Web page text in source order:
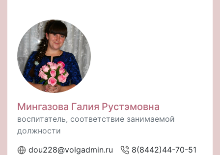
Мингазова Галия Рустэмовна
воспитатель, соответствие занимаемой
должности
dou228@volgadmin.ru
8(8442)44-70-51